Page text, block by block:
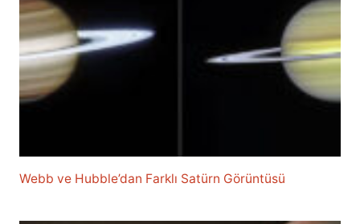
Webb ve Hubble’dan Farklı Satürn Görüntüsü